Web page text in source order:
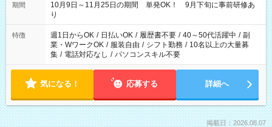
期間
10月9日～11月25日の期間 単発OK！ 9月下旬に事前研修あ
り
特徴 週1日からOK / 日払いOK / 履歴書不要 / 40～50代活躍中 / 副
業・WワークOK / 服装自由 / シフト勤務 / 10名以上の大量募
集 / 電話対応なし / パソコンスキル不要
気になる！ 応募する 詳細へ
掲載日：2026.08.07